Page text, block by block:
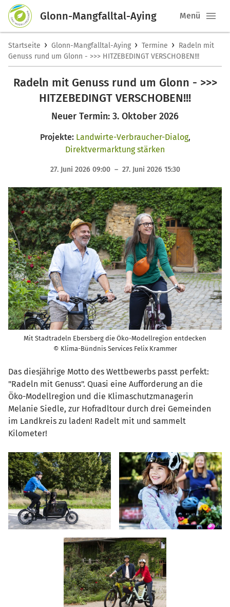
Glonn-Mangfalltal-Aying Menü
Startseite › Glonn-Mangfalltal-Aying › Termine › Radeln mit
Genuss rund um Glonn - >>> HITZEBEDINGT VERSCHOBEN!!!
Radeln mit Genuss rund um Glonn - >>>
HITZEBEDINGT VERSCHOBEN!!!
Neuer Termin: 3. Oktober 2026
Projekte: Landwirte-Verbraucher-Dialog,
Direktvermarktung stärken
27. Juni 2026 09:00 – 27. Juni 2026 15:30
Mit Stadtradeln Ebersberg die Öko-Modellregion entdecken
© Klima-Bündnis Services Felix Krammer
Das diesjährige Motto des Wettbewerbs passt perfekt:
"Radeln mit Genuss". Quasi eine Aufforderung an die
Öko-Modellregion und die Klimaschutzmanagerin
Melanie Siedle, zur Hofradltour durch drei Gemeinden
im Landkreis zu laden! Radelt mit und sammelt
Kilometer!